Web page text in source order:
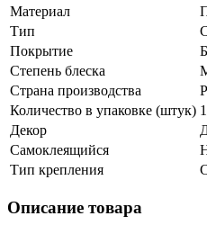
Материал
Тип
Покрытие
Степень блеска
Страна производства
Количество в упаковке (штук)
Декор
Самоклеящийся
Тип крепления
Описание товара